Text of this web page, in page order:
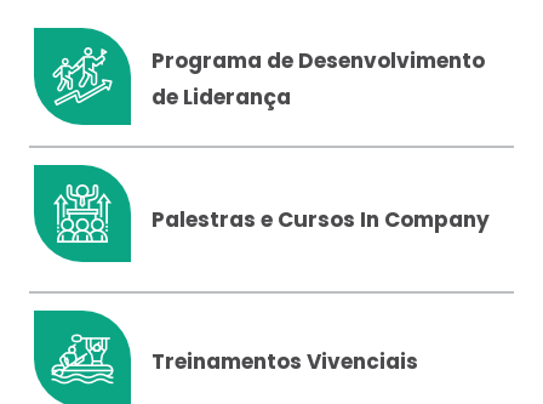
Programa de Desenvolvimento
de Liderança
Palestras e Cursos In Company
Treinamentos Vivenciais